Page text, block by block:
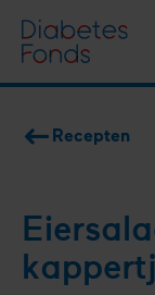
naar
de
gaan
Recepten